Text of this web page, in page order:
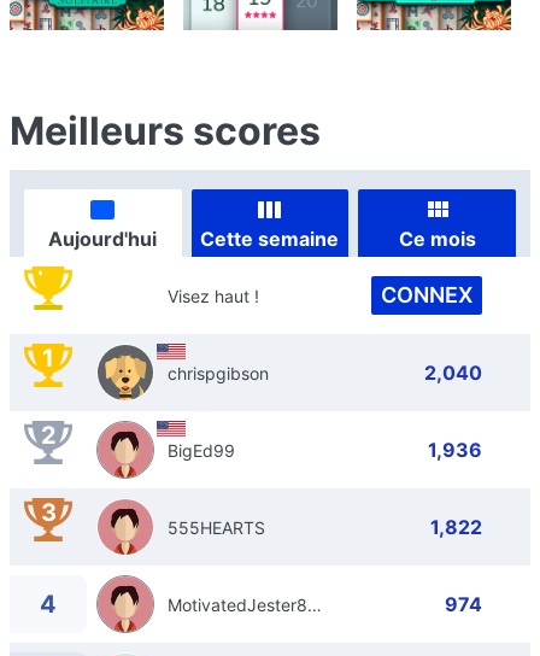
Meilleurs scores
Aujourd'hui Cette semaine Ce mois
Visez haut ! CONNEX
1 chrispgibson 2,040
2 BigEd99 1,936
3 555HEARTS 1,822
4 MotivatedJester869 974